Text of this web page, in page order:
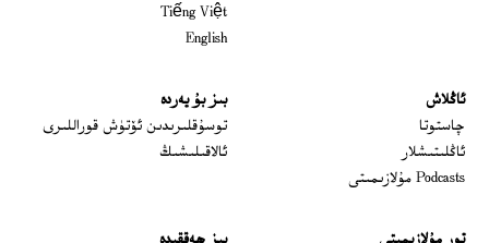
Tiếng Việt
English
ئاڭلاش
چاستوتا
ئاڭلىتىشلار
Podcasts مۇلازىمىتى
بىز بۇ يەردە
توسۇقلىرىدىن ئۆتۈش قوراللىرى
ئالاقىلىشىڭ